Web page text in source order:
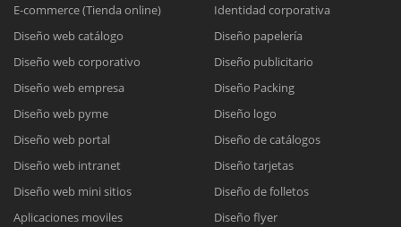
E-commerce (Tienda online)
Diseño web catálogo
Diseño web corporativo
Diseño web empresa
Diseño web pyme
Diseño web portal
Diseño web intranet
Diseño web mini sitios
Aplicaciones moviles
Identidad corporativa
Diseño papelería
Diseño publicitario
Diseño Packing
Diseño logo
Diseño de catálogos
Diseño tarjetas
Diseño de folletos
Diseño flyer